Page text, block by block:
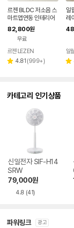
르젠 BLDC 저소음 스
마트앱연동 인테리어
써큘레이터 선풍기 LZ
EF-DC290 릴리화이
82,800원
무료
르젠 LEZEN
별 4.81 리
(999+)
일
레
드
무
일
별
카테고리 인기상품
신일전자 SIF-H14
SRW
79,000원
4.8 (41)
파워링크 광고